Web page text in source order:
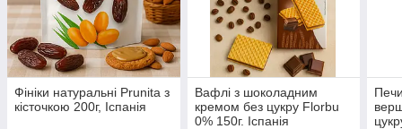
Фініки натуральні Prunita з
кісточкою 200г, Іспанія
Вафлі з шоколадним
кремом без цукру Florbu
0% 150г. Іспанія